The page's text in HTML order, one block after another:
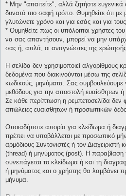
* Μην "απαιτείτε", αλλά ζητήστε
δυνατό πιο σαφή τρόπο. Θυμηθείτε ότι με
γλυτώνετε χρόνο και για εσάς και για
* Θυμηθείτε πως οι υπόλοιποι χρήστες
να σας απαντήσουν, μπορεί να μην
σας ή, απλά, οι αναγνώστες της
Η σελίδα δεν χρησιμοποιεί αλγορίθμους
δεδομένα που διακινούνται μέσω της
κωδικούς, μηνύματα. Σας συμβουλεύουμε
μεθόδους για την αποστολή ευαίσθητων
Σε κάθε περίπτωση η ρεμπετοσελίδα δεν
απώλειες ευαίσθητων ή προσωπικών
Οποιαδήποτε απορία για κλείδωμα ή
πρέπει να υποβάλλεται με προσωπικό
αρμόδιους Συντονιστές ή τον Διαχειριστή
(thread) ή μηνύματος (post). Η παραβίαση
συνεπάγεται το κλείδωμα ή και τη
ή μηνύματος και ο χρήστης θα λαμβάνει
μήνυμα.